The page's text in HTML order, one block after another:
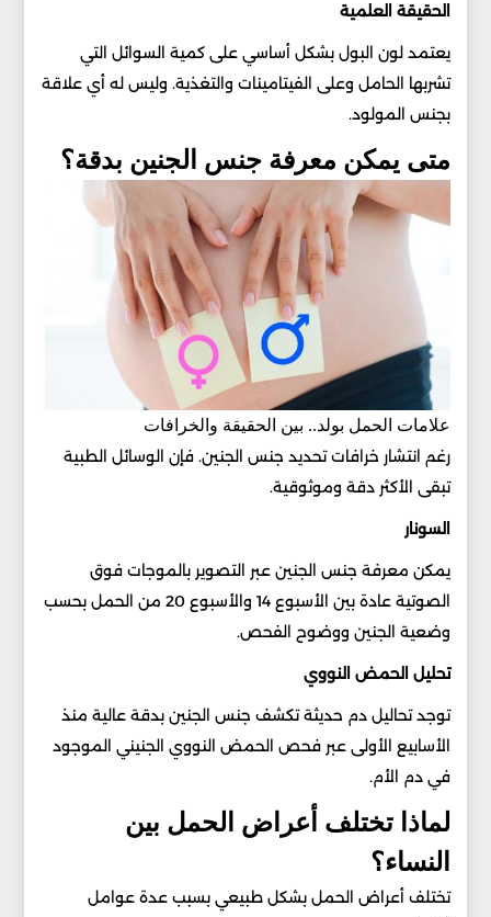
الحقيقة العلمية
يعتمد لون البول بشكل أساسي على كمية السوائل التي
تشربها الحامل وعلى الفيتامينات والتغذية. وليس له أي علاقة
بجنس المولود.
متى يمكن معرفة جنس الجنين بدقة؟
علامات الحمل بولد.. بين الحقيقة والخرافات
رغم انتشار خرافات تحديد جنس الجنين. فإن الوسائل الطبية
تبقى الأكثر دقة وموثوقية.
السونار
يمكن معرفة جنس الجنين عبر التصوير بالموجات فوق
الصوتية عادة بين الأسبوع 14 والأسبوع 20 من الحمل بحسب
وضعية الجنين ووضوح الفحص.
تحليل الحمض النووي
توجد تحاليل دم حديثة تكشف جنس الجنين بدقة عالية منذ
الأسابيع الأولى عبر فحص الحمض النووي الجنيني الموجود
في دم الأم.
لماذا تختلف أعراض الحمل بين
النساء؟
تختلف أعراض الحمل بشكل طبيعي بسبب عدة عوامل